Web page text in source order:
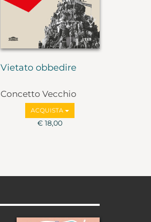
Vietato obbedire
Concetto Vecchio
ACQUISTA
€ 18,00